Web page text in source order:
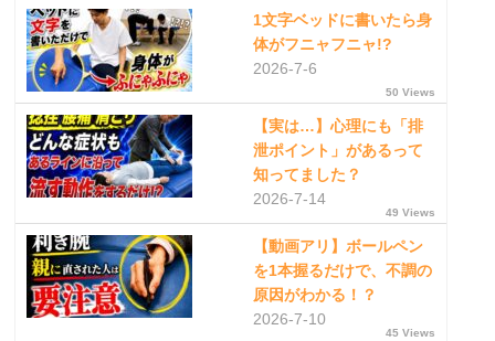
1文字ベッドに書いたら身
体がフニャフニャ!?
2026-7-6
50 Views
【実は…】心理にも「排
泄ポイント」があるって
知ってました？
2026-7-14
49 Views
【動画アリ】ボールペン
を1本握るだけで、不調の
原因がわかる！？
2026-7-10
45 Views